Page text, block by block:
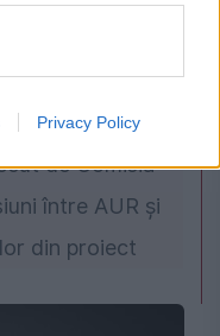
Privacy Policy
de Comisia
între AUR și
din proiect